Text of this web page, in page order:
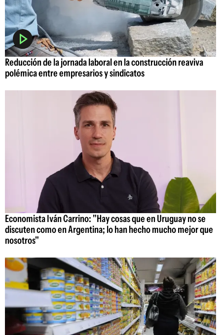
Reducción de la jornada laboral en la construcción reaviva
polémica entre empresarios y sindicatos
Economista Iván Carrino: "Hay cosas que en Uruguay no se
discuten como en Argentina; lo han hecho mucho mejor que
nosotros"